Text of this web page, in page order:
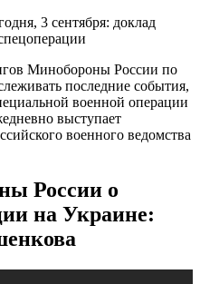
Минобороны России по
последние события,
военной операции
выступает
военного ведомства
России о
на Украине: